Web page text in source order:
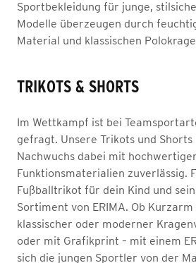
Sportbekleidung für junge,
Modelle überzeugen durch
Material und klassischen
TRIKOTS & SHORTS
Im Wettkampf ist bei
gefragt. Unsere Trikots und
Nachwuchs dabei mit
Funktionsmaterialien zuverlässig.
Fußballtrikot für dein Kind und
Sortiment von ERIMA. Ob
klassischer oder moderner
oder mit Grafikprint – mit einem
sich die jungen Sportler von der